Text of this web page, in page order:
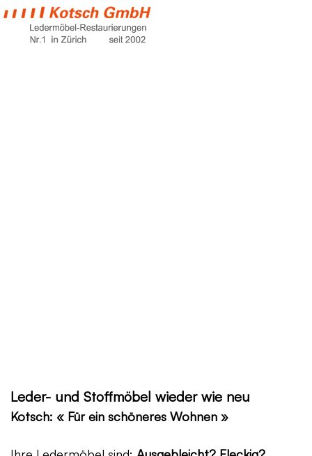
Leder- und Stoffmöbel wieder wie neu
Kotsch: « Für ein schöneres Wohnen »